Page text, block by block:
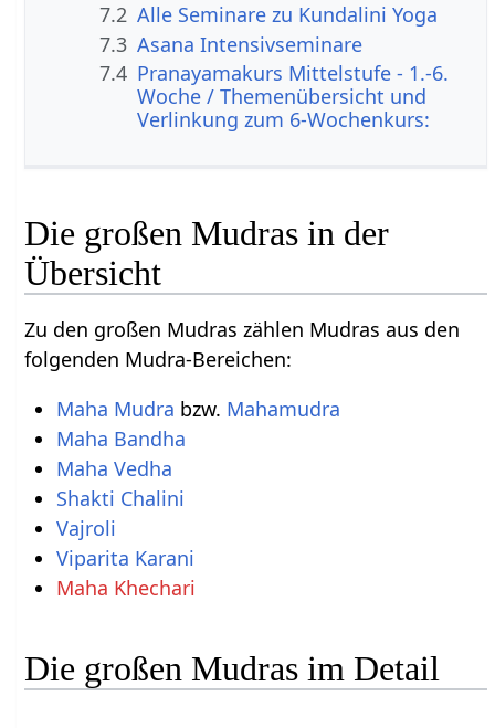
7.2 Alle Seminare zu Kundalini Yoga
7.3 Asana Intensivseminare
7.4 Pranayamakurs Mittelstufe - 1.-6.
Woche / Themenübersicht und
Verlinkung zum 6-Wochenkurs:
Die großen Mudras in der
Übersicht
Zu den großen Mudras zählen Mudras aus den
folgenden Mudra-Bereichen:
Maha Mudra bzw. Mahamudra
Maha Bandha
Maha Vedha
Shakti Chalini
Vajroli
Viparita Karani
Maha Khechari
Die großen Mudras im Detail